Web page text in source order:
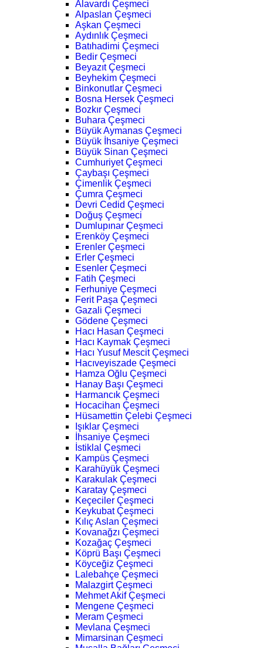
Alavardı Çeşmeci
Alpaslan Çeşmeci
Aşkan Çeşmeci
Aydınlık Çeşmeci
Batıhadimi Çeşmeci
Bedir Çeşmeci
Beyazıt Çeşmeci
Beyhekim Çeşmeci
Binkonutlar Çeşmeci
Bosna Hersek Çeşmeci
Bozkır Çeşmeci
Buhara Çeşmeci
Büyük Aymanas Çeşmeci
Büyük İhsaniye Çeşmeci
Büyük Sinan Çeşmeci
Cumhuriyet Çeşmeci
Çaybaşı Çeşmeci
Çimenlik Çeşmeci
Çumra Çeşmeci
Devri Cedid Çeşmeci
Doğuş Çeşmeci
Dumlupınar Çeşmeci
Erenköy Çeşmeci
Erenler Çeşmeci
Erler Çeşmeci
Esenler Çeşmeci
Fatih Çeşmeci
Ferhuniye Çeşmeci
Ferit Paşa Çeşmeci
Gazali Çeşmeci
Gödene Çeşmeci
Hacı Hasan Çeşmeci
Hacı Kaymak Çeşmeci
Hacı Yusuf Mescit Çeşmeci
Hacıveyiszade Çeşmeci
Hamza Oğlu Çeşmeci
Hanay Başı Çeşmeci
Harmancık Çeşmeci
Hocacihan Çeşmeci
Hüsamettin Çelebi Çeşmeci
Işıklar Çeşmeci
İhsaniye Çeşmeci
İstiklal Çeşmeci
Kampüs Çeşmeci
Karahüyük Çeşmeci
Karakulak Çeşmeci
Karatay Çeşmeci
Keçeciler Çeşmeci
Keykubat Çeşmeci
Kılıç Aslan Çeşmeci
Kovanağzı Çeşmeci
Kozağaç Çeşmeci
Köprü Başı Çeşmeci
Köyceğiz Çeşmeci
Lalebahçe Çeşmeci
Malazgirt Çeşmeci
Mehmet Akif Çeşmeci
Mengene Çeşmeci
Meram Çeşmeci
Mevlana Çeşmeci
Mimarsinan Çeşmeci